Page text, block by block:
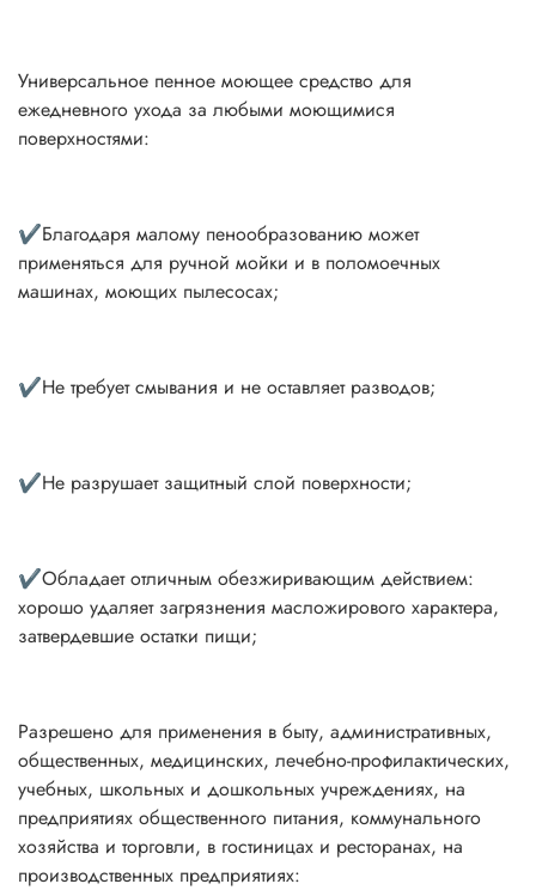
Универсальное пенное моющее средство для
ежедневного ухода за любыми моющимися
поверхностями:
✔Благодаря малому пенообразованию может
применяться для ручной мойки и в поломоечных
машинах, моющих пылесосах;
✔Не требует смывания и не оставляет разводов;
✔Не разрушает защитный слой поверхности;
✔Обладает отличным обезжиривающим действием:
хорошо удаляет загрязнения масложирового характера,
затвердевшие остатки пищи;
Разрешено для применения в быту, административных,
общественных, медицинских, лечебно-профилактических,
учебных, школьных и дошкольных учреждениях, на
предприятиях общественного питания, коммунального
хозяйства и торговли, в гостиницах и ресторанах, на
производственных предприятиях: